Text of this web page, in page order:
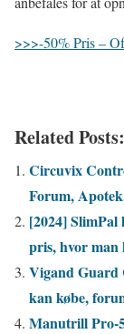
>>>-50% Pris –
Related Posts:
Circuvix
Forum,
[2024]
pris, hvor man
Vigand Guard
kan købe,
Manutrill Pro-